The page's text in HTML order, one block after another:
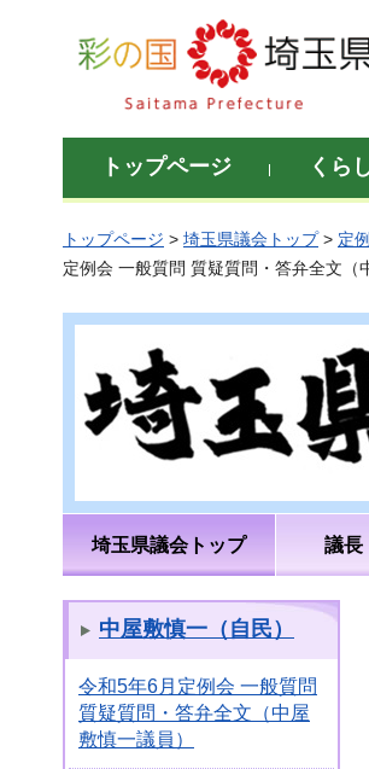
彩の国 埼玉県
トップページ くら
トップページ > 埼玉県議会トップ> 定
定例会 一般質問 質疑質問・答弁全文（
埼玉県議会トップ 議長
中屋敷慎一（自民）
令和5年6月定例会 一般質問
質疑質問・答弁全文（中屋
敷慎一議員）